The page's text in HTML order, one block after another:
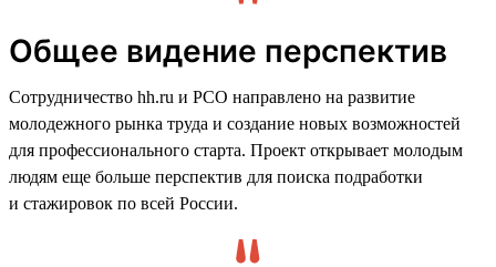
Общее видение перспектив
Сотрудничество hh.ru и РСО направлено на развитие
молодежного рынка труда и создание новых возможностей
для профессионального старта. Проект открывает молодым
людям еще больше перспектив для поиска подработки
и стажировок по всей России.